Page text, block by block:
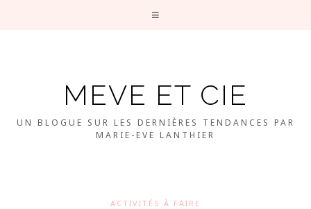
MEVE ET CIE
UN BLOGUE SUR LES DERNIÈRES TENDANCES PAR
MARIE-EVE LANTHIER
ACTIVITÉS À FAIRE